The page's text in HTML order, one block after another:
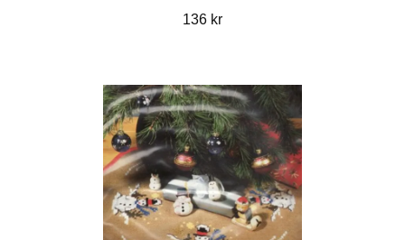
136 kr